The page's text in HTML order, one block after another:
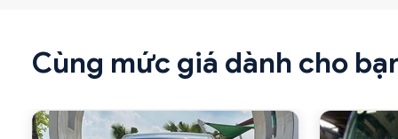
Cùng mức giá dành cho